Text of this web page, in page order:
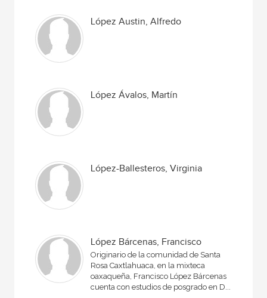
López Austin, Alfredo
López Ávalos, Martín
López-Ballesteros, Virginia
López Bárcenas, Francisco
Originario de la comunidad de Santa
Rosa Caxtlahuaca, en la mixteca
oaxaqueña, Francisco López Bárcenas
cuenta con estudios de posgrado en D...